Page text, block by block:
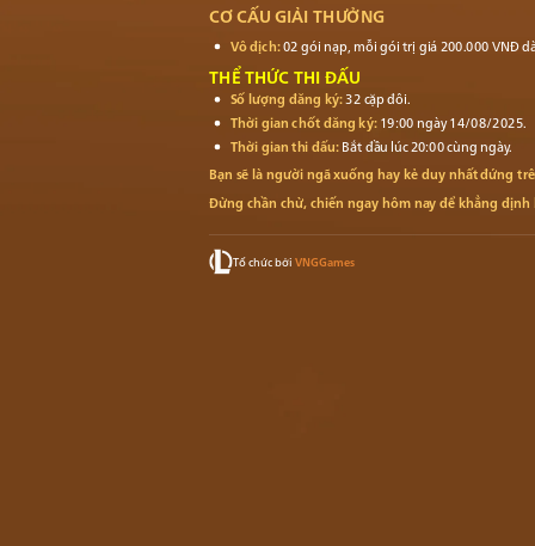
CƠ CẤU GIẢI THƯỞNG
Vô địch:02 gói nạp, mỗi gói trị giá 200.000 VNĐ
THỂ THỨC THI ĐẤU
Số lượng đăng ký:32 cặp đôi.
Thời gian chốt đăng ký:19:00 ngày 14/08/2025.
Thời gian thi đấu:Bắt đầu lúc 20:00 cùng ngày.
Bạn sẽ là người ngã xuống hay kẻ duy nhất đứng
Đừng chần chừ, chiến ngay hôm nay để khẳng
Tổ chức bởiVNGGames